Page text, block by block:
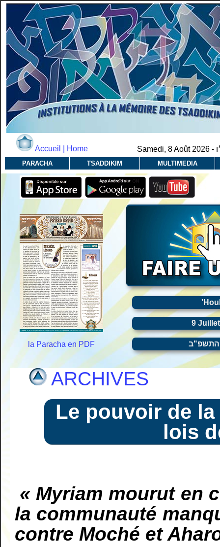
Accueil | Home Samedi, 8 Août 2026 -
PARACHA TSADDIKIM MULTIMEDIA
la Paracha en PDF
9
התשפ"ב
ARCHIVES
Le pouvoir de
lois
« Myriam mourut en
la communauté
contre Moché et